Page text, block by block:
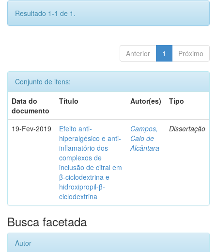
Resultado 1-1 de 1.
Anterior 1 Próximo
Conjunto de itens:
Data do
documento
Título Autor(es) Tipo
19-Fev-2019
Efeito anti-
hiperalgésico e anti-
inflamatório dos
complexos de
inclusão de citral em
β-ciclodextrina e
hidroxipropil-β-
ciclodextrina
Campos,
Caio de
Alcântara
Dissertação
Busca facetada
Autor